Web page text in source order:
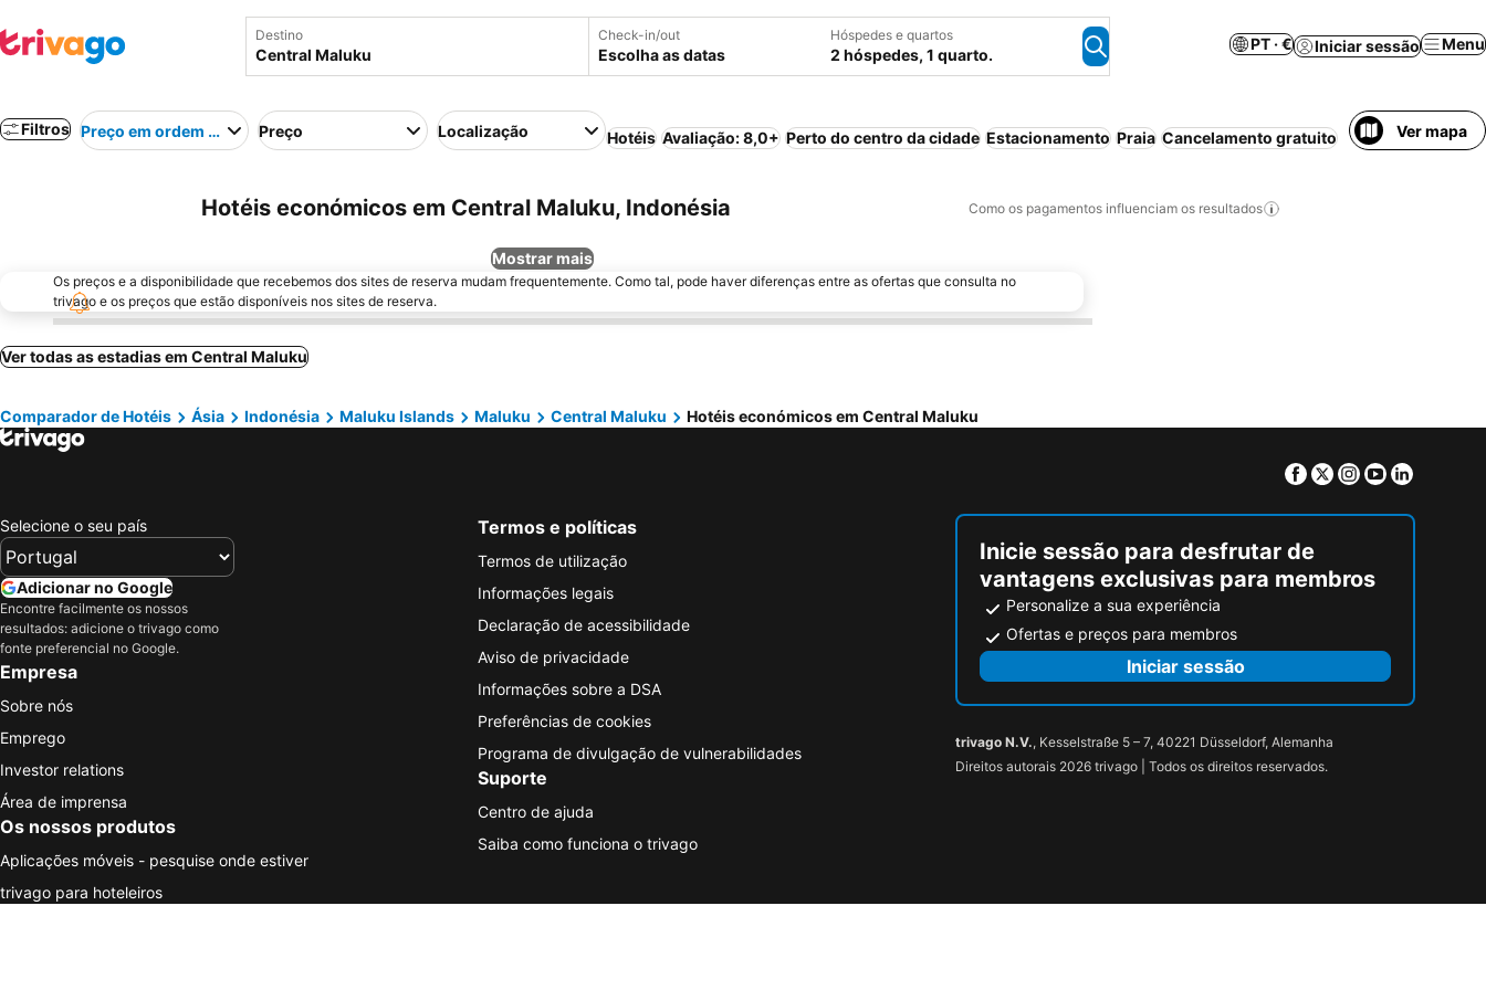
Destino Check-in/out
Escolha as datas
Hóspedes e quartos
2 hóspedes, 1 quarto.
PT · € Iniciar sessão Menu
Filtros Preço em ordem crescentePreço Localização Hotéis Avaliação: 8,0+ Perto do centro da cidade Estacionamento Praia Cancelamento gratuito Ver mapa
Hotéis económicos em Central Maluku, Indonésia Como os pagamentos influenciam os resultados
Mostrar mais
Os preços e a disponibilidade que recebemos dos sites de reserva mudam frequentemente. Como tal, pode haver diferenças entre as ofertas que consulta no
trivago e os preços que estão disponíveis nos sites de reserva.
Ver todas as estadias em Central Maluku
Comparador de Hotéis Ásia Indonésia Maluku Islands Maluku Central Maluku Hotéis económicos em Central Maluku
Facebook
TwitterInstagram
Youtube
Selecione o seu país
Adicionar no Google
Encontre facilmente os nossos
resultados: adicione o trivago como
fonte preferencial no Google.
Empresa
Sobre nós
Emprego
Investor relations
Área de imprensa
Os nossos produtos
Aplicações móveis - pesquise onde estiver
trivago para hoteleiros
Termos e políticas
Termos de utilização
Informações legais
Declaração de acessibilidade
Aviso de privacidade
Informações sobre a DSA
Preferências de cookies
Programa de divulgação de vulnerabilidades
Suporte
Centro de ajuda
Saiba como funciona o trivago
Inicie sessão para desfrutar de
vantagens exclusivas para membros
Personalize a sua experiência
Ofertas e preços para membros
Iniciar sessão
trivago N.V., Kesselstraße 5 – 7, 40221 Düsseldorf, Alemanha
Direitos autorais 2026 trivago | Todos os direitos reservados.